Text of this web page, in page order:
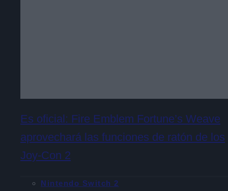
Es oficial: Fire Emblem Fortune’s Weave
aprovechará las funciones de ratón de los
Joy-Con 2
Nintendo Switch 2